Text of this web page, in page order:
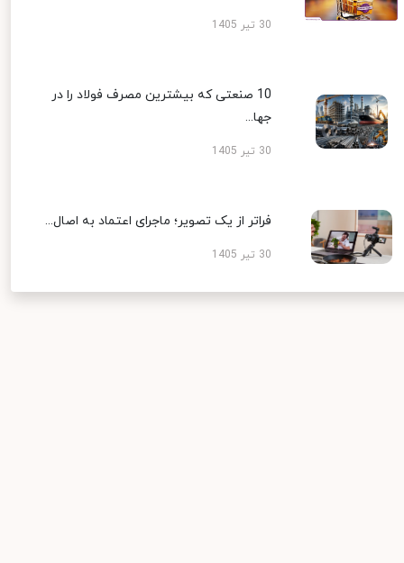
30 تیر 1405
10 صنعتی که بیشترین مصرف فولاد را در
جها...
30 تیر 1405
فراتر از یک تصویر؛ ماجرای اعتماد به اصال...
30 تیر 1405